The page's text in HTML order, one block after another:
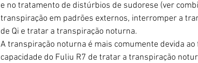
e no tratamento de distúrbios de sudorese (ver
transpiração em padrões externos, interromper a
de Qi e tratar a transpiração noturna.
A transpiração noturna é mais comumente devida ao
capacidade do Fuliu R7 de tratar a transpiração